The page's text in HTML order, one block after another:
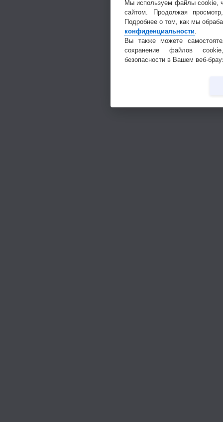
Мы используем файлы cookie,
сайтом. Продолжая
Подробнее о том, как мы
конфиденциальности.
Вы также можете
сохранение файлов
безопасности в Вашем веб-